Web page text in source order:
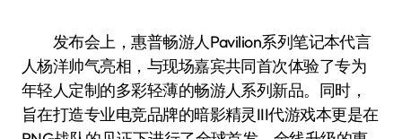
发布会上，惠普畅游人Pavilion系列笔记本代言
人杨洋帅气亮相，与现场嘉宾共同首次体验了专为
年轻人定制的多彩轻薄的畅游人系列新品。同时，
旨在打造专业电竞品牌的暗影精灵III代游戏本更是在